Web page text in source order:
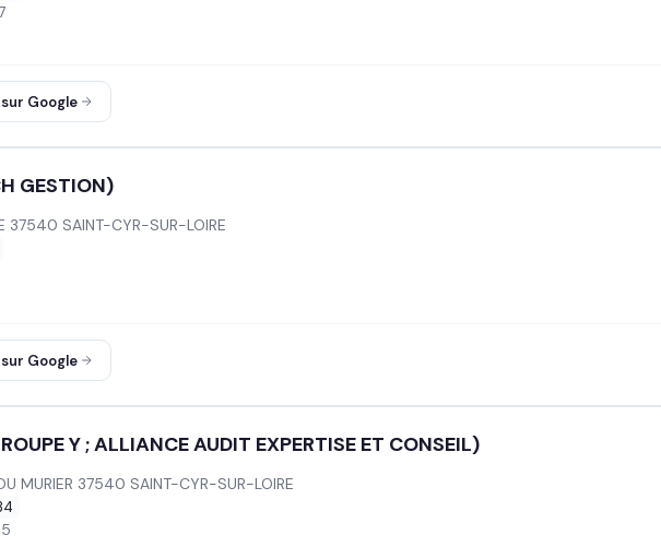
Google
GESTION)
37540 SAINT-CYR-SUR-LOIRE
Google
Y ; ALLIANCE AUDIT EXPERTISE ET CONSEIL)
MURIER 37540 SAINT-CYR-SUR-LOIRE